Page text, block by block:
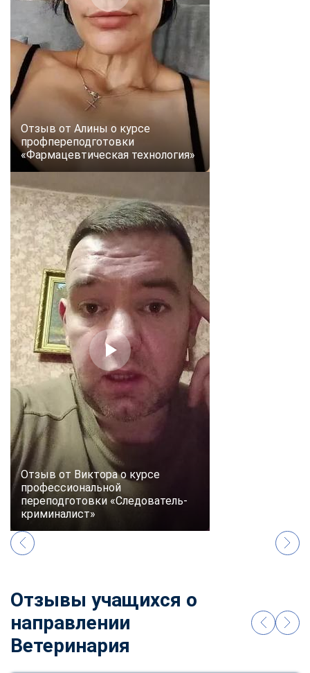
Отзыв от Алины о курсе
профпереподготовки
«Фармацевтическая технология»
Отзыв от Виктора о курсе
профессиональной
переподготовки «Следователь-
криминалист»
Отзывы учащихся о
направлении
Ветеринария
Мессенджеры
Свяжитесь с нами через любой удобный мессенджер!
Telegram